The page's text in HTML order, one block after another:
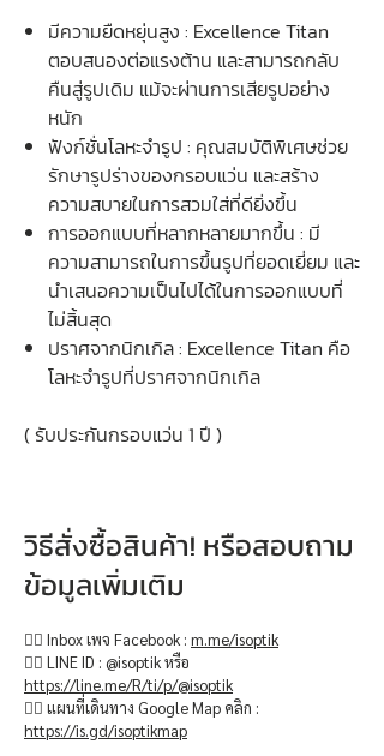
มีความยืดหยุ่นสูง : Excellence Titan
ตอบสนองต่อแรงต้าน และสามารถกลับ
คืนสู่รูปเดิม แม้จะผ่านการเสียรูปอย่าง
หนัก
ฟังก์ชั่นโลหะจำรูป : คุณสมบัติพิเศษช่วย
รักษารูปร่างของกรอบแว่น และสร้าง
ความสบายในการสวมใส่ที่ดียิ่งขึ้น
การออกแบบที่หลากหลายมากขึ้น : มี
ความสามารถในการขึ้นรูปที่ยอดเยี่ยม และ
นำเสนอความเป็นไปได้ในการออกแบบที่
ไม่สิ้นสุด
ปราศจากนิกเกิล : Excellence Titan คือ
โลหะจำรูปที่ปราศจากนิกเกิล
( รับประกันกรอบแว่น 1 ปี )
วิธีสั่งซื้อสินค้า! หรือสอบถาม
ข้อมูลเพิ่มเติม
👉🏻 Inbox เพจ Facebook : m.me/isoptik
👉🏻 LINE ID : @isoptik หรือ
https://line.me/R/ti/p/@isoptik
👉🏻 แผนที่เดินทาง Google Map คลิก :
https://is.gd/isoptikmap